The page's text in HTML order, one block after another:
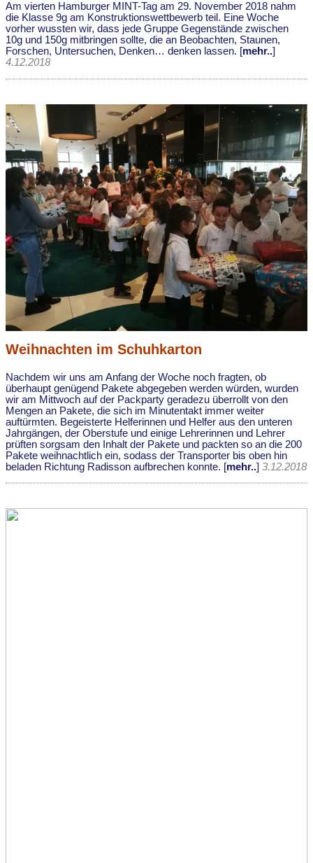
Am vierten Hamburger MINT-Tag am 29. November 2018 nahm
die Klasse 9g am Konstruktionswettbewerb teil. Eine Woche
vorher wussten wir, dass jede Gruppe Gegenstände zwischen
10g und 150g mitbringen sollte, die an Beobachten, Staunen,
Forschen, Untersuchen, Denken… denken lassen. [mehr..]
4.12.2018
Weihnachten im Schuhkarton
Nachdem wir uns am Anfang der Woche noch fragten, ob
überhaupt genügend Pakete abgegeben werden würden, wurden
wir am Mittwoch auf der Packparty geradezu überrollt von den
Mengen an Pakete, die sich im Minutentakt immer weiter
auftürmten. Begeisterte Helferinnen und Helfer aus den unteren
Jahrgängen, der Oberstufe und einige Lehrerinnen und Lehrer
prüften sorgsam den Inhalt der Pakete und packten so an die 200
Pakete weihnachtlich ein, sodass der Transporter bis oben hin
beladen Richtung Radisson aufbrechen konnte. [mehr..] 3.12.2018